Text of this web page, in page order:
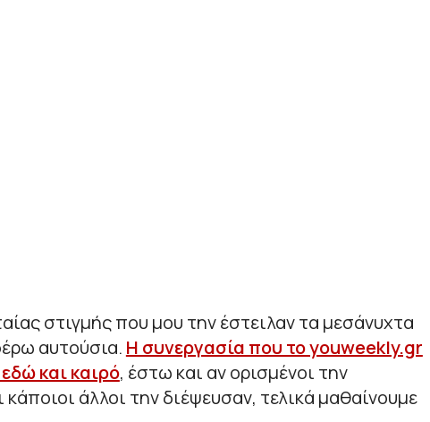
στιγμής που μου την έστειλαν τα μεσάνυχτα
αυτούσια. Η συνεργασία που το youweekly.gr
και καιρό, έστω και αν ορισμένοι την
άλλοι την διέψευσαν, τελικά μαθαίνουμε